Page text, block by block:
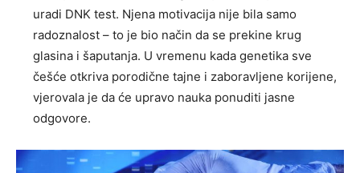
uradi DNK test. Njena motivacija nije bila samo
radoznalost – to je bio način da se prekine krug
glasina i šaputanja. U vremenu kada genetika sve
češće otkriva porodične tajne i zaboravljene korijene,
vjerovala je da će upravo nauka ponuditi jasne
odgovore.